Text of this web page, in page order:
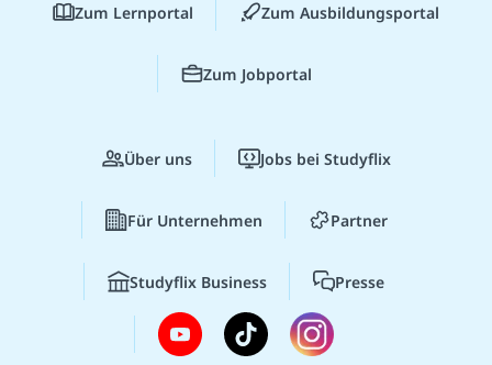
Zum Lernportal Zum Ausbildungsportal
Zum Jobportal
Über uns Jobs bei Studyflix
Für Unternehmen Partner
Studyflix Business Presse